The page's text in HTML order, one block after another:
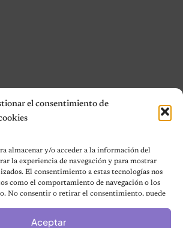
el consentimiento de
almacenar y/o acceder a la información del
la experiencia de navegación y para mostrar
El consentimiento a estas tecnologías nos
como el comportamiento de navegación o los
No consentir o retirar el consentimiento, puede
Aceptar
★